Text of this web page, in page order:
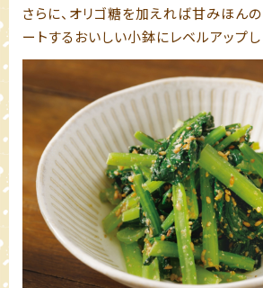
さらに、オリゴ糖を加えれば甘みほん
ートするおいしい小鉢にレベルアップし